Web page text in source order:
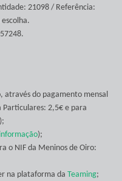
21098 / Referência:
através do pagamento mensal
2,5€ e para
);
informação);
o NIF da Meninos de Oiro:
na plataforma daTeaming;